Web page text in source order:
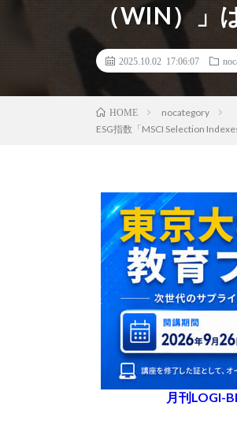
（WIN）」
2025.10.02 17:06:07
HOME
nocategory
ESG指数「MSCI Selection
月刊LOGI-